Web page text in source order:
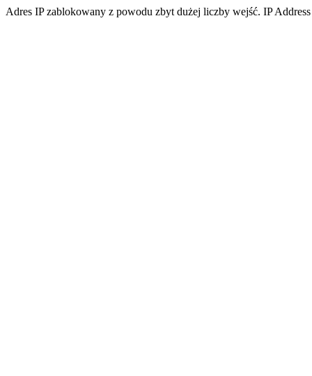
Adres IP zablokowany z powodu zbyt dużej liczby wejść. IP